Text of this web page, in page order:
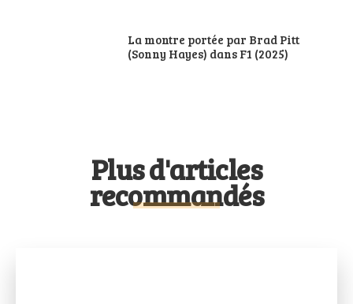
La montre portée par Brad Pitt
(Sonny Hayes) dans F1 (2025)
Plus d'articles
recommandés